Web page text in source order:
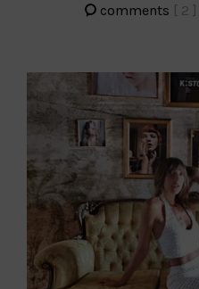
comments [ 2 ]